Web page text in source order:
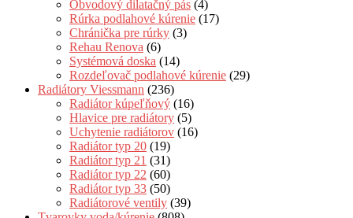
Obvodový dilatačný pás (4)
Rúrka podlahové kúrenie (17)
Chránička pre rúrky (3)
Rehau Renova (6)
Systémová doska (14)
Rozdeľovač podlahové kúrenie (29)
Radiátory Viessmann (236)
Radiátor kúpeľňový (16)
Hlavice pre radiátory (5)
Uchytenie radiátorov (16)
Radiátor typ 20 (19)
Radiátor typ 21 (31)
Radiátor typ 22 (60)
Radiátor typ 33 (50)
Radiátorové ventily (39)